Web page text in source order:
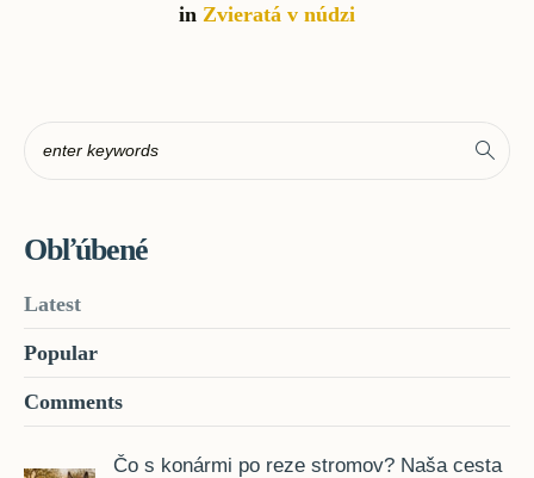
in Zvieratá v núdzi
Obľúbené
Latest
Popular
Comments
Čo s konármi po reze stromov? Naša cesta